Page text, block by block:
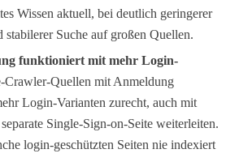
Wissen aktuell, bei deutlich geringerer
stabilerer Suche auf großen Quellen.
funktioniert mit mehr Login-
Crawler-Quellen mit Anmeldung
Login-Varianten zurecht, auch mit
Single-Sign-on-Seite weiterleiten.
login-geschützten Seiten nie indexiert